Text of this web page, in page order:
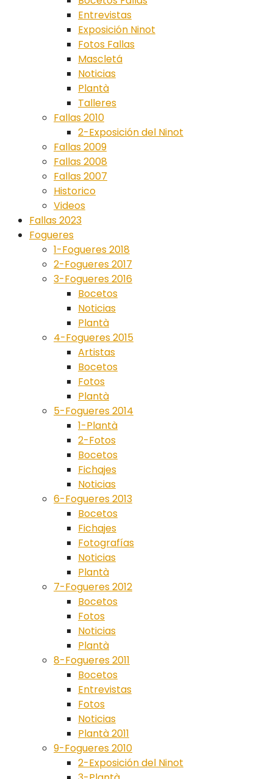
Entrevistas
Exposición Ninot
Fotos Fallas
Mascletá
Noticias
Plantà
Talleres
Fallas 2010
2-Exposición del Ninot
Fallas 2009
Fallas 2008
Fallas 2007
Historico
Videos
Fallas 2023
Fogueres
1-Fogueres 2018
2-Fogueres 2017
3-Fogueres 2016
Bocetos
Noticias
Plantà
4-Fogueres 2015
Artistas
Bocetos
Fotos
Plantà
5-Fogueres 2014
1-Plantà
2-Fotos
Bocetos
Fichajes
Noticias
6-Fogueres 2013
Bocetos
Fichajes
Fotografías
Noticias
Plantà
7-Fogueres 2012
Bocetos
Fotos
Noticias
Plantà
8-Fogueres 2011
Bocetos
Entrevistas
Fotos
Noticias
Plantà 2011
9-Fogueres 2010
2-Exposición del Ninot